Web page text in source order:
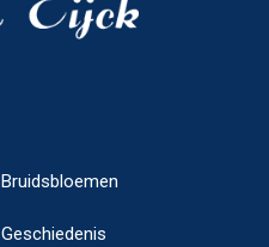
Bruidsbloemen
Geschiedenis